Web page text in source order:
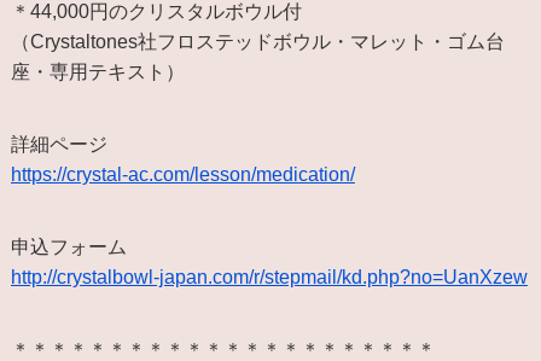
＊44,000円のクリスタルボウル付
（Crystaltones社フロステッドボウル・マレット・ゴム台
座・専用テキスト）
詳細ページ
https://crystal-ac.com/lesson/medication/
申込フォーム
http://crystalbowl-japan.com/r/stepmail/kd.php?no=UanXzew
＊＊＊＊＊＊＊＊＊＊＊＊＊＊＊＊＊＊＊＊＊＊